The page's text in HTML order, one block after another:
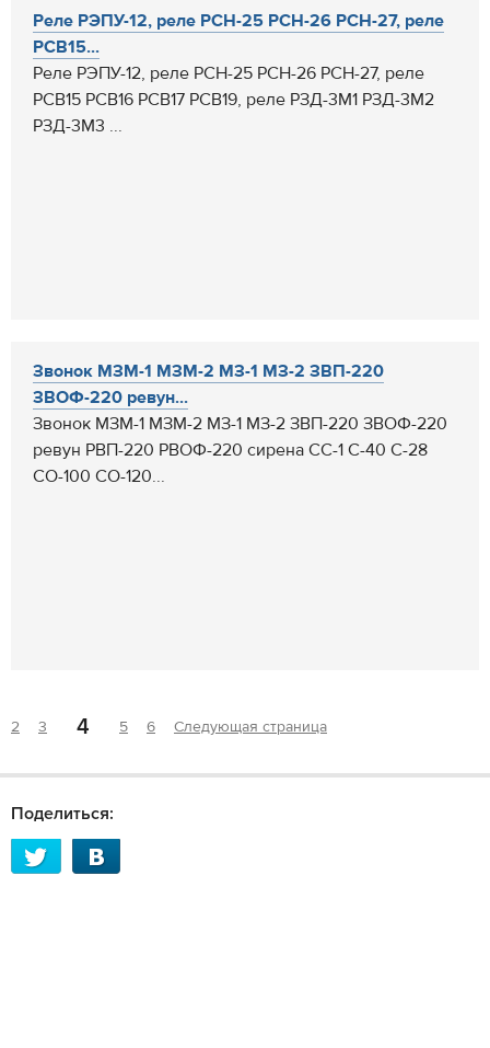
Реле РЭПУ-12, реле РСН-25 РСН-26 РСН-27, реле
РСВ15...
Реле РЭПУ-12, реле РСН-25 РСН-26 РСН-27, реле
РСВ15 РСВ16 РСВ17 РСВ19, реле РЗД-3М1 РЗД-3М2
РЗД-3М3 ...
Звонок МЗМ-1 МЗМ-2 МЗ-1 МЗ-2 ЗВП-220
ЗВОФ-220 ревун...
Звонок МЗМ-1 МЗМ-2 МЗ-1 МЗ-2 ЗВП-220 ЗВОФ-220
ревун РВП-220 РВОФ-220 сирена СС-1 С-40 С-28
СО-100 СО-120...
2 3 4 5 6 Следующая страница
Поделиться: